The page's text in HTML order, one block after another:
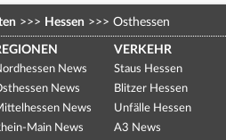
>>> Hessen >>> Osthessen
News
News
News
Main News
VERKEHR
Staus Hessen
Blitzer Hessen
Unfälle Hessen
A3 News